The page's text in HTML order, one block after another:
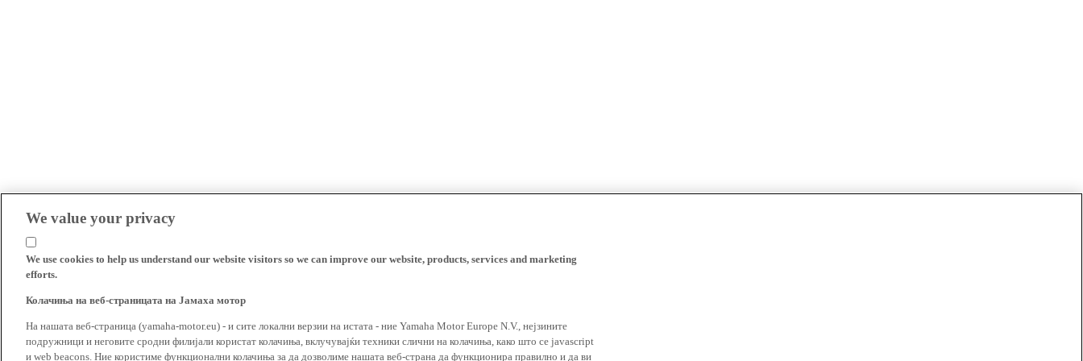
We value your privacy
We use cookies to help us understand our website visitors so we can improve our website, products, services and marketing
efforts.
Колачиња на веб-страницата на Јамаха мотор
На нашата веб-страница (yamaha-motor.eu) - и сите локални верзии на истата - ние Yamaha Motor Europe N.V., нејзините
подружници и неговите сродни филијали користат колачиња, вклучувајќи техники слични на колачиња, како што се javascript
и web beacons. Ние користиме функционални колачиња за да дозволиме нашата веб-страна да функционира правилно и да ви